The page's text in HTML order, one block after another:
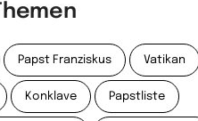
Papst Franziskus Vatikan
Konklave Papstliste